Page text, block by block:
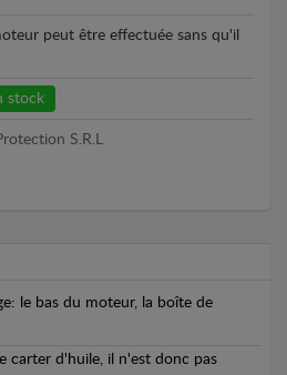
peut être effectuée sans qu'il
stock
S.R.L
le bas du moteur, la boîte de
carter d'huile, il n'est donc pas